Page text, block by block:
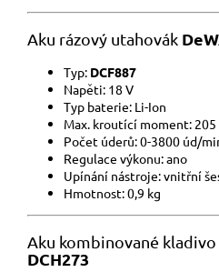
Aku rázový utahovák
Typ: DCF887
Napěti: 18 V
Typ baterie: Li-Ion
Max. kroutící moment: 205
Počet úderů: 0-3800 úd/
Regulace výkonu: ano
Upínání nástroje: vnitřní
Hmotnost: 0,9 kg
Aku kombinované kladivo
DCH273